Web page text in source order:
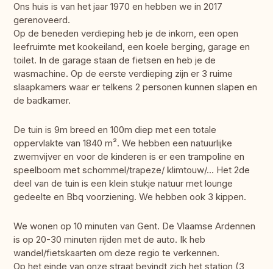
Ons huis is van het jaar 1970 en hebben we in 2017
gerenoveerd.
Op de beneden verdieping heb je de inkom, een open
leefruimte met kookeiland, een koele berging, garage en
toilet. In de garage staan de fietsen en heb je de
wasmachine. Op de eerste verdieping zijn er 3 ruime
slaapkamers waar er telkens 2 personen kunnen slapen en
de badkamer.
De tuin is 9m breed en 100m diep met een totale
oppervlakte van 1840 m². We hebben een natuurlijke
zwemvijver en voor de kinderen is er een trampoline en
speelboom met schommel/trapeze/ klimtouw/... Het 2de
deel van de tuin is een klein stukje natuur met lounge
gedeelte en Bbq voorziening. We hebben ook 3 kippen.
We wonen op 10 minuten van Gent. De Vlaamse Ardennen
is op 20-30 minuten rijden met de auto. Ik heb
wandel/fietskaarten om deze regio te verkennen.
Op het einde van onze straat bevindt zich het station (3